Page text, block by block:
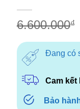
6.600.000₫
Đang có
Cam kết
Bảo